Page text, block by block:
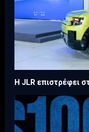
Η JLR επιστρέφει